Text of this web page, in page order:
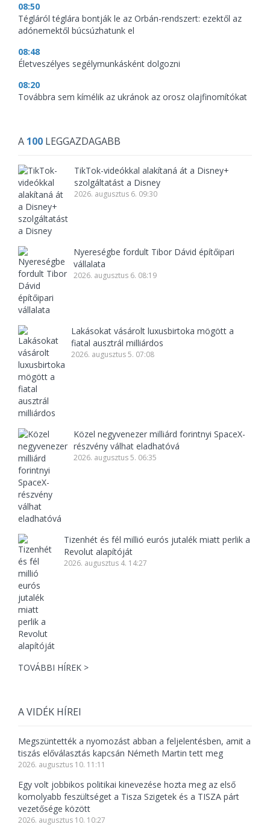
08:50
Tégláról téglára bontják le az Orbán-rendszert: ezektől az
adónemektől búcsúzhatunk el
08:48
Életveszélyes segélymunkásként dolgozni
08:20
Továbbra sem kímélik az ukránok az orosz olajfinomítókat
A 100 LEGGAZDAGABB
TikTok-videókkal alakítaná át a Disney+
szolgáltatást a Disney
2026. augusztus 6. 09:30
Nyereségbe fordult Tibor Dávid építőipari
vállalata
2026. augusztus 6. 08:19
Lakásokat vásárolt luxusbirtoka mögött a
fiatal ausztrál milliárdos
2026. augusztus 5. 07:08
Közel negyvenezer milliárd forintnyi SpaceX-
részvény válhat eladhatóvá
2026. augusztus 5. 06:35
Tizenhét és fél millió eurós jutalék miatt perlik a
Revolut alapítóját
2026. augusztus 4. 14:27
TOVÁBBI HÍREK >
A VIDÉK HÍREI
Megszüntették a nyomozást abban a feljelentésben, amit a
tiszás előválasztás kapcsán Németh Martin tett meg
2026. augusztus 10. 11:11
Egy volt jobbikos politikai kinevezése hozta meg az első
komolyabb feszültséget a Tisza Szigetek és a TISZA párt
vezetősége között
2026. augusztus 10. 10:27